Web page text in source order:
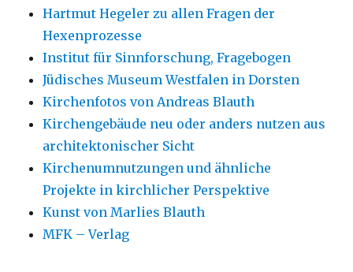
Hartmut Hegeler zu allen Fragen der
Hexenprozesse
Institut für Sinnforschung, Fragebogen
Jüdisches Museum Westfalen in Dorsten
Kirchenfotos von Andreas Blauth
Kirchengebäude neu oder anders nutzen aus
architektonischer Sicht
Kirchenumnutzungen und ähnliche
Projekte in kirchlicher Perspektive
Kunst von Marlies Blauth
MFK – Verlag